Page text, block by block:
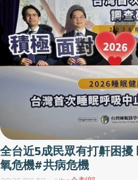
全台近5成民眾有打鼾困
氧危機#共病危機